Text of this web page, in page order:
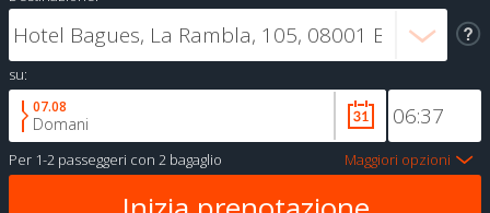
su:
07.08
Domani
Per 1-2 passeggeri con 2 bagaglio Maggiori opzioni